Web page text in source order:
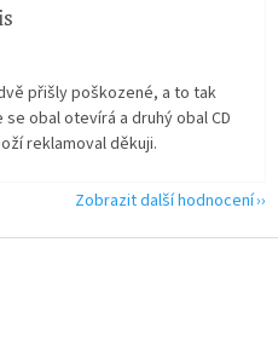
je 2 z 5 hvězdiček.
přišly poškozené, a to tak
obal otevírá a druhý obal CD
reklamoval děkuji.
Zobrazit další hodnocení